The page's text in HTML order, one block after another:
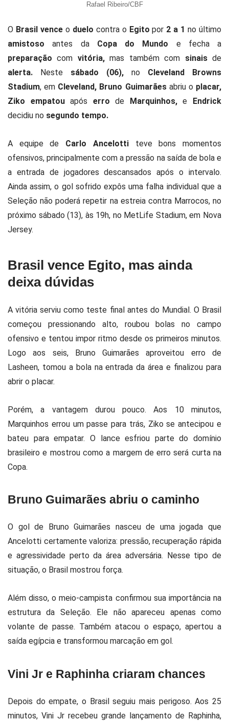
Rafael Ribeiro/CBF
O Brasil vence o duelo contra o Egito por 2 a 1 no último
amistoso antes da Copa do Mundo e fecha a
preparação com vitória,mas também com sinaisde
alerta. Neste sábado (06), no Cleveland Browns
Stadium, em Cleveland, Bruno Guimarãesabriu o placar,
Ziko empatouapós erro de Marquinhos,e
Endrick
decidiu no segundo tempo.
A equipe de Carlo Ancelottiteve bons momentos
ofensivos, principalmente com a pressão na saída de bola e
a entrada de jogadores descansados após o intervalo.
Ainda assim, o gol sofrido expôs uma falha individual que a
Seleção não poderá repetir na estreia contra Marrocos, no
próximo sábado (13), às 19h, no MetLife Stadium, em Nova
Jersey.
Brasil vence Egito, mas ainda
deixa dúvidas
A vitória serviu como teste final antes do Mundial. O Brasil
começou pressionando alto, roubou bolas no campo
ofensivo e tentou impor ritmo desde os primeiros minutos.
Logo aos seis, Bruno Guimarães aproveitou erro de
Lasheen, tomou a bola na entrada da área e finalizou para
abrir o placar.
Porém, a vantagem durou pouco. Aos 10 minutos,
Marquinhos errou um passe para trás, Ziko se antecipou e
bateu para empatar. O lance esfriou parte do domínio
brasileiro e mostrou como a margem de erro será curta na
Copa.
Bruno Guimarães abriu o caminho
O gol de Bruno Guimarães nasceu de uma jogada que
Ancelotti certamente valoriza: pressão, recuperação rápida
e agressividade perto da área adversária. Nesse tipo de
situação, o Brasil mostrou força.
Além disso, o meio-campista confirmou sua importância na
estrutura da Seleção. Ele não apareceu apenas como
volante de passe. Também atacou o espaço, apertou a
saída egípcia e transformou marcação em gol.
Vini Jr e Raphinha criaram chances
Depois do empate, o Brasil seguiu mais perigoso. Aos 25
minutos, Vini Jr recebeu grande lançamento de Raphinha,